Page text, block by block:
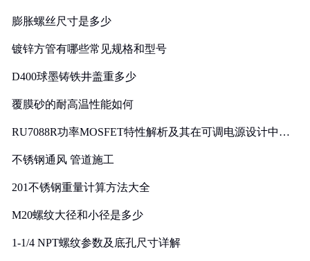
膨胀螺丝尺寸是多少
镀锌方管有哪些常见规格和型号
D400球墨铸铁井盖重多少
覆膜砂的耐高温性能如何
RU7088R功率MOSFET特性解析及其在可调电源设计中的
不锈钢通风 管道施工
201不锈钢重量计算方法大全
M20螺纹大径和小径是多少
1-1/4 NPT螺纹参数及底孔尺寸详解